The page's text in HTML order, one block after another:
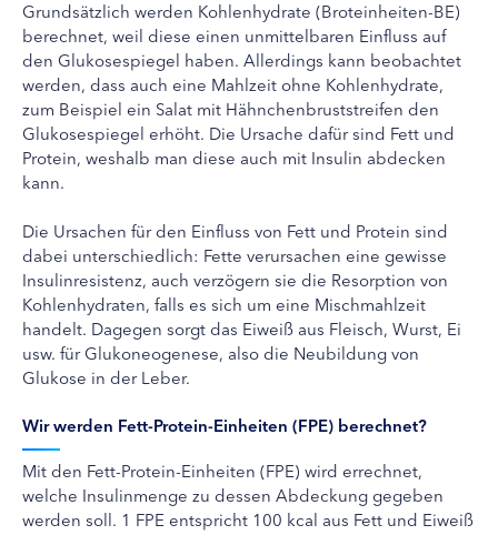
Grundsätzlich werden Kohlenhydrate (Broteinheiten-BE)
berechnet, weil diese einen unmittelbaren Einfluss auf
den Glukosespiegel haben. Allerdings kann beobachtet
werden, dass auch eine Mahlzeit ohne Kohlenhydrate,
zum Beispiel ein Salat mit Hähnchenbruststreifen den
Glukosespiegel erhöht. Die Ursache dafür sind Fett und
Protein, weshalb man diese auch mit Insulin abdecken
kann.
Die Ursachen für den Einfluss von Fett und Protein sind
dabei unterschiedlich: Fette verursachen eine gewisse
Insulinresistenz, auch verzögern sie die Resorption von
Kohlenhydraten, falls es sich um eine Mischmahlzeit
handelt. Dagegen sorgt das Eiweiß aus Fleisch, Wurst, Ei
usw. für Glukoneogenese, also die Neubildung von
Glukose in der Leber.
Wir werden Fett-Protein-Einheiten (FPE) berechnet?
Mit den Fett-Protein-Einheiten (FPE) wird errechnet,
welche Insulinmenge zu dessen Abdeckung gegeben
werden soll. 1 FPE entspricht 100 kcal aus Fett und Eiweiß